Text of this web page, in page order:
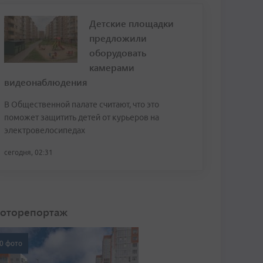
Детские площадки
предложили
оборудовать
камерами
видеонаблюдения
В Общественной палате считают, что это
поможет защитить детей от курьеров на
электровелосипедах
сегодня, 02:31
фото